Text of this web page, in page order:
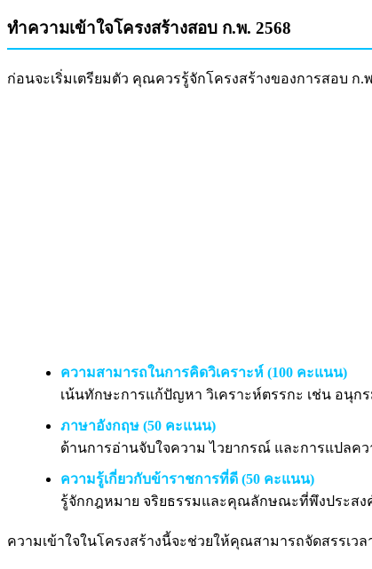
ทำความเข้าใจโครงสร้างสอบ ก.พ. 2568
ก่อนจะเริ่มเตรียมตัว คุณควรรู้จักโครงสร้างของการสอบ ก
ความสามารถในการคิดวิเคราะห์ (100 คะแนน)
เน้นทักษะการแก้ปัญหา วิเคราะห์ตรรกะ เช่น อนุก
ภาษาอังกฤษ (50 คะแนน)
ด้านการอ่านจับใจความ ไวยากรณ์ และการแปลค
ความรู้เกี่ยวกับข้าราชการที่ดี (50 คะแนน)
รู้จักกฎหมาย จริยธรรมและคุณลักษณะที่พึงประสง
ความเข้าใจในโครงสร้างนี้จะช่วยให้คุณสามารถจัดสรรเ